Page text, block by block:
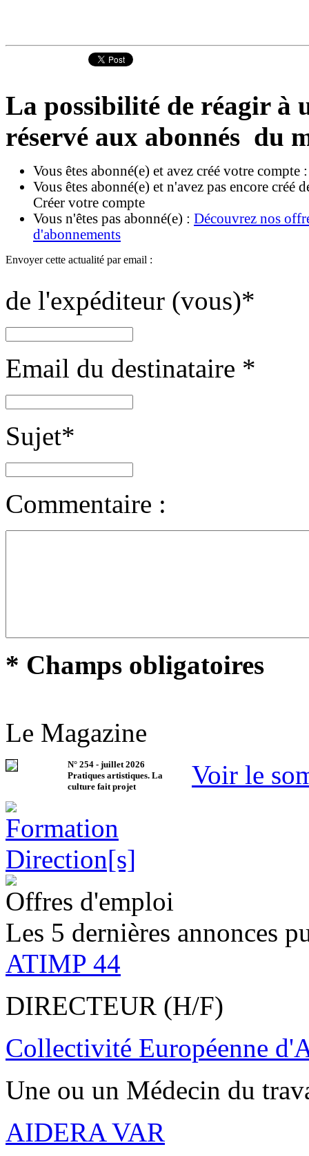
La possibilité de réagir à
réservé aux abonnés du
Vous êtes abonné(e) et avez créé votre compte
Vous êtes abonné(e) et n'avez pas encore créé
Créer votre compte
Vous n'êtes pas abonné(e) : Découvrez nos
d'abonnements
Envoyer cette actualité par email :
de l'expéditeur (vous)*
Email du destinataire *
Sujet*
Commentaire :
* Champs obligatoires
Le Magazine
N° 254 - juillet 2026
Pratiques artistiques. La
culture fait projet
Voir le
Offres d'emploi
Les 5 dernières annonces
ATIMP 44
DIRECTEUR (H/F)
Collectivité Européenne
Une ou un Médecin du
AIDERA VAR